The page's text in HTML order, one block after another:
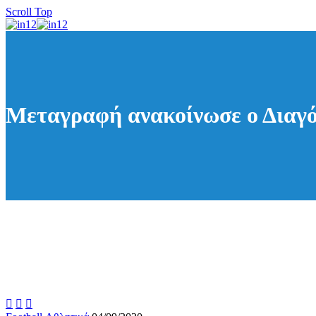
Scroll Top
Μεταγραφή ανακοίνωσε ο
  